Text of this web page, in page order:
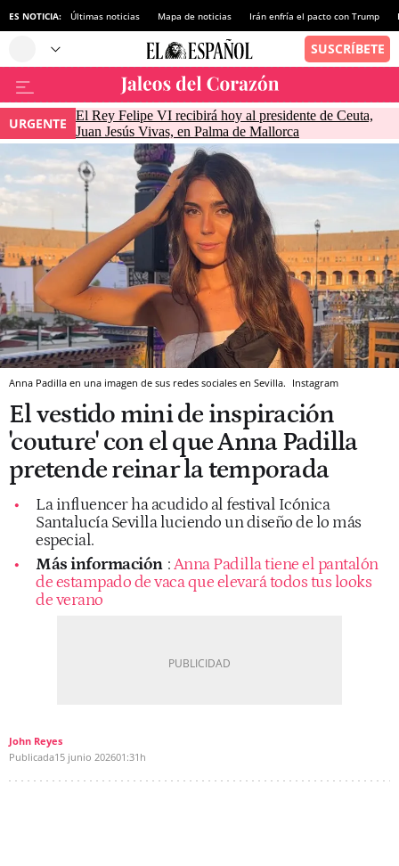
ES NOTICIA: Últimas noticias Mapa de noticias Irán enfría el pacto con Trump
URGENTE
El Rey Felipe VI recibirá hoy al presidente de Ceuta,
Juan Jesús Vivas, en Palma de Mallorca
Anna Padilla en una imagen de sus redes sociales en Sevilla. Instagram
El vestido mini de inspiración
'couture' con el que Anna Padilla
pretende reinar la temporada
La influencer ha acudido al festival Icónica
Santalucía Sevilla luciendo un diseño de lo más
especial.
Más información :Anna Padilla tiene el pantalón
de estampado de vaca que elevará todos tus looks
de verano
John Reyes
Publicada15 junio 202601:31h